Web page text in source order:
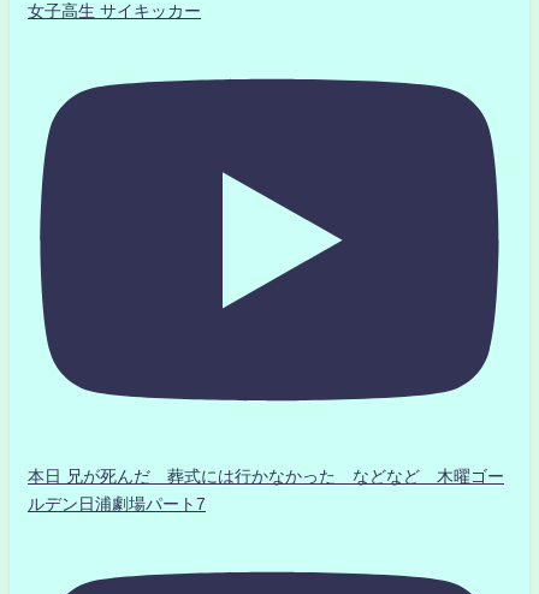
女子高生 サイキッカー
本日 兄が死んだ 葬式には行かなかった などなど 木曜ゴー
ルデン日浦劇場パート7